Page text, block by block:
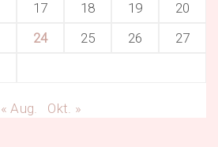
17 18 19
20
24 25 26
27
« Aug. Okt. »